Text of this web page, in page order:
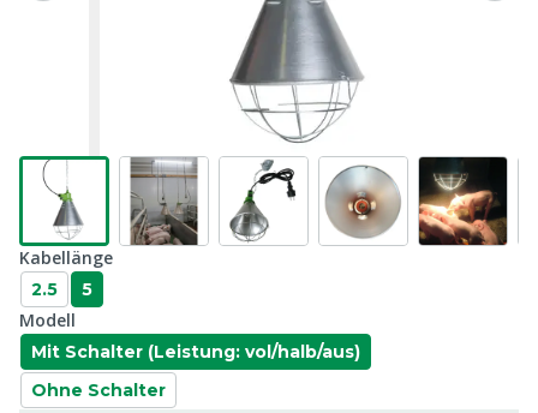
Kabellänge
2.5 5
Modell
Mit Schalter (Leistung: vol/halb/aus)
Ohne Schalter